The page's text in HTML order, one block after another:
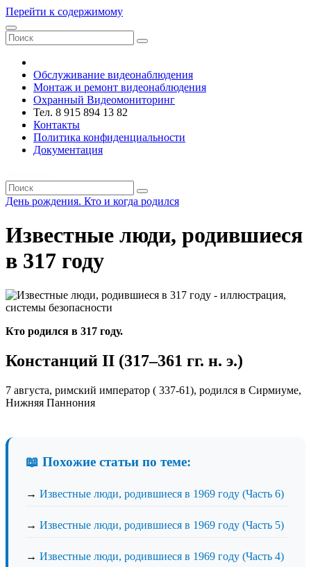
Перейти к содержимому
Обслуживание видеонаблюдения
Монтаж и ремонт видеонаблюдения
Охранный Видеомониторинг
Тел. 8 915 894 13 82
Контакты
Политика конфиденциальности
Документация
День рождения. Кто и когда родился
Известные люди, родившиеся
в 317 году
Кто родился в 317 году.
Констанций II (317–361 гг. н. э.)
7 августа, римский император ( 337-61), родился в Сирмиуме,
Нижняя Паннония
📖 Похожие статьи по теме:
→ Известные люди, родившиеся в 1969 году (Часть 6)
→ Известные люди, родившиеся в 1969 году (Часть 5)
→ Известные люди, родившиеся в 1969 году (Часть 4)